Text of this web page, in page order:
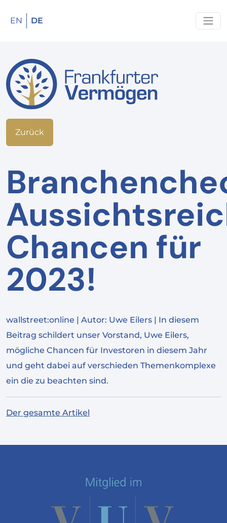
EN DE
Zurück
Chancen für
2023!
wallstreet:online | Autor: Uwe Eilers | In diesem
Beitrag schildert unser Vorstand, Uwe Eilers,
mögliche Chancen für Investoren in diesem Jahr
und geht dabei auf verschieden Themenkomplexe
ein die zu beachten sind.
Der gesamte Artikel